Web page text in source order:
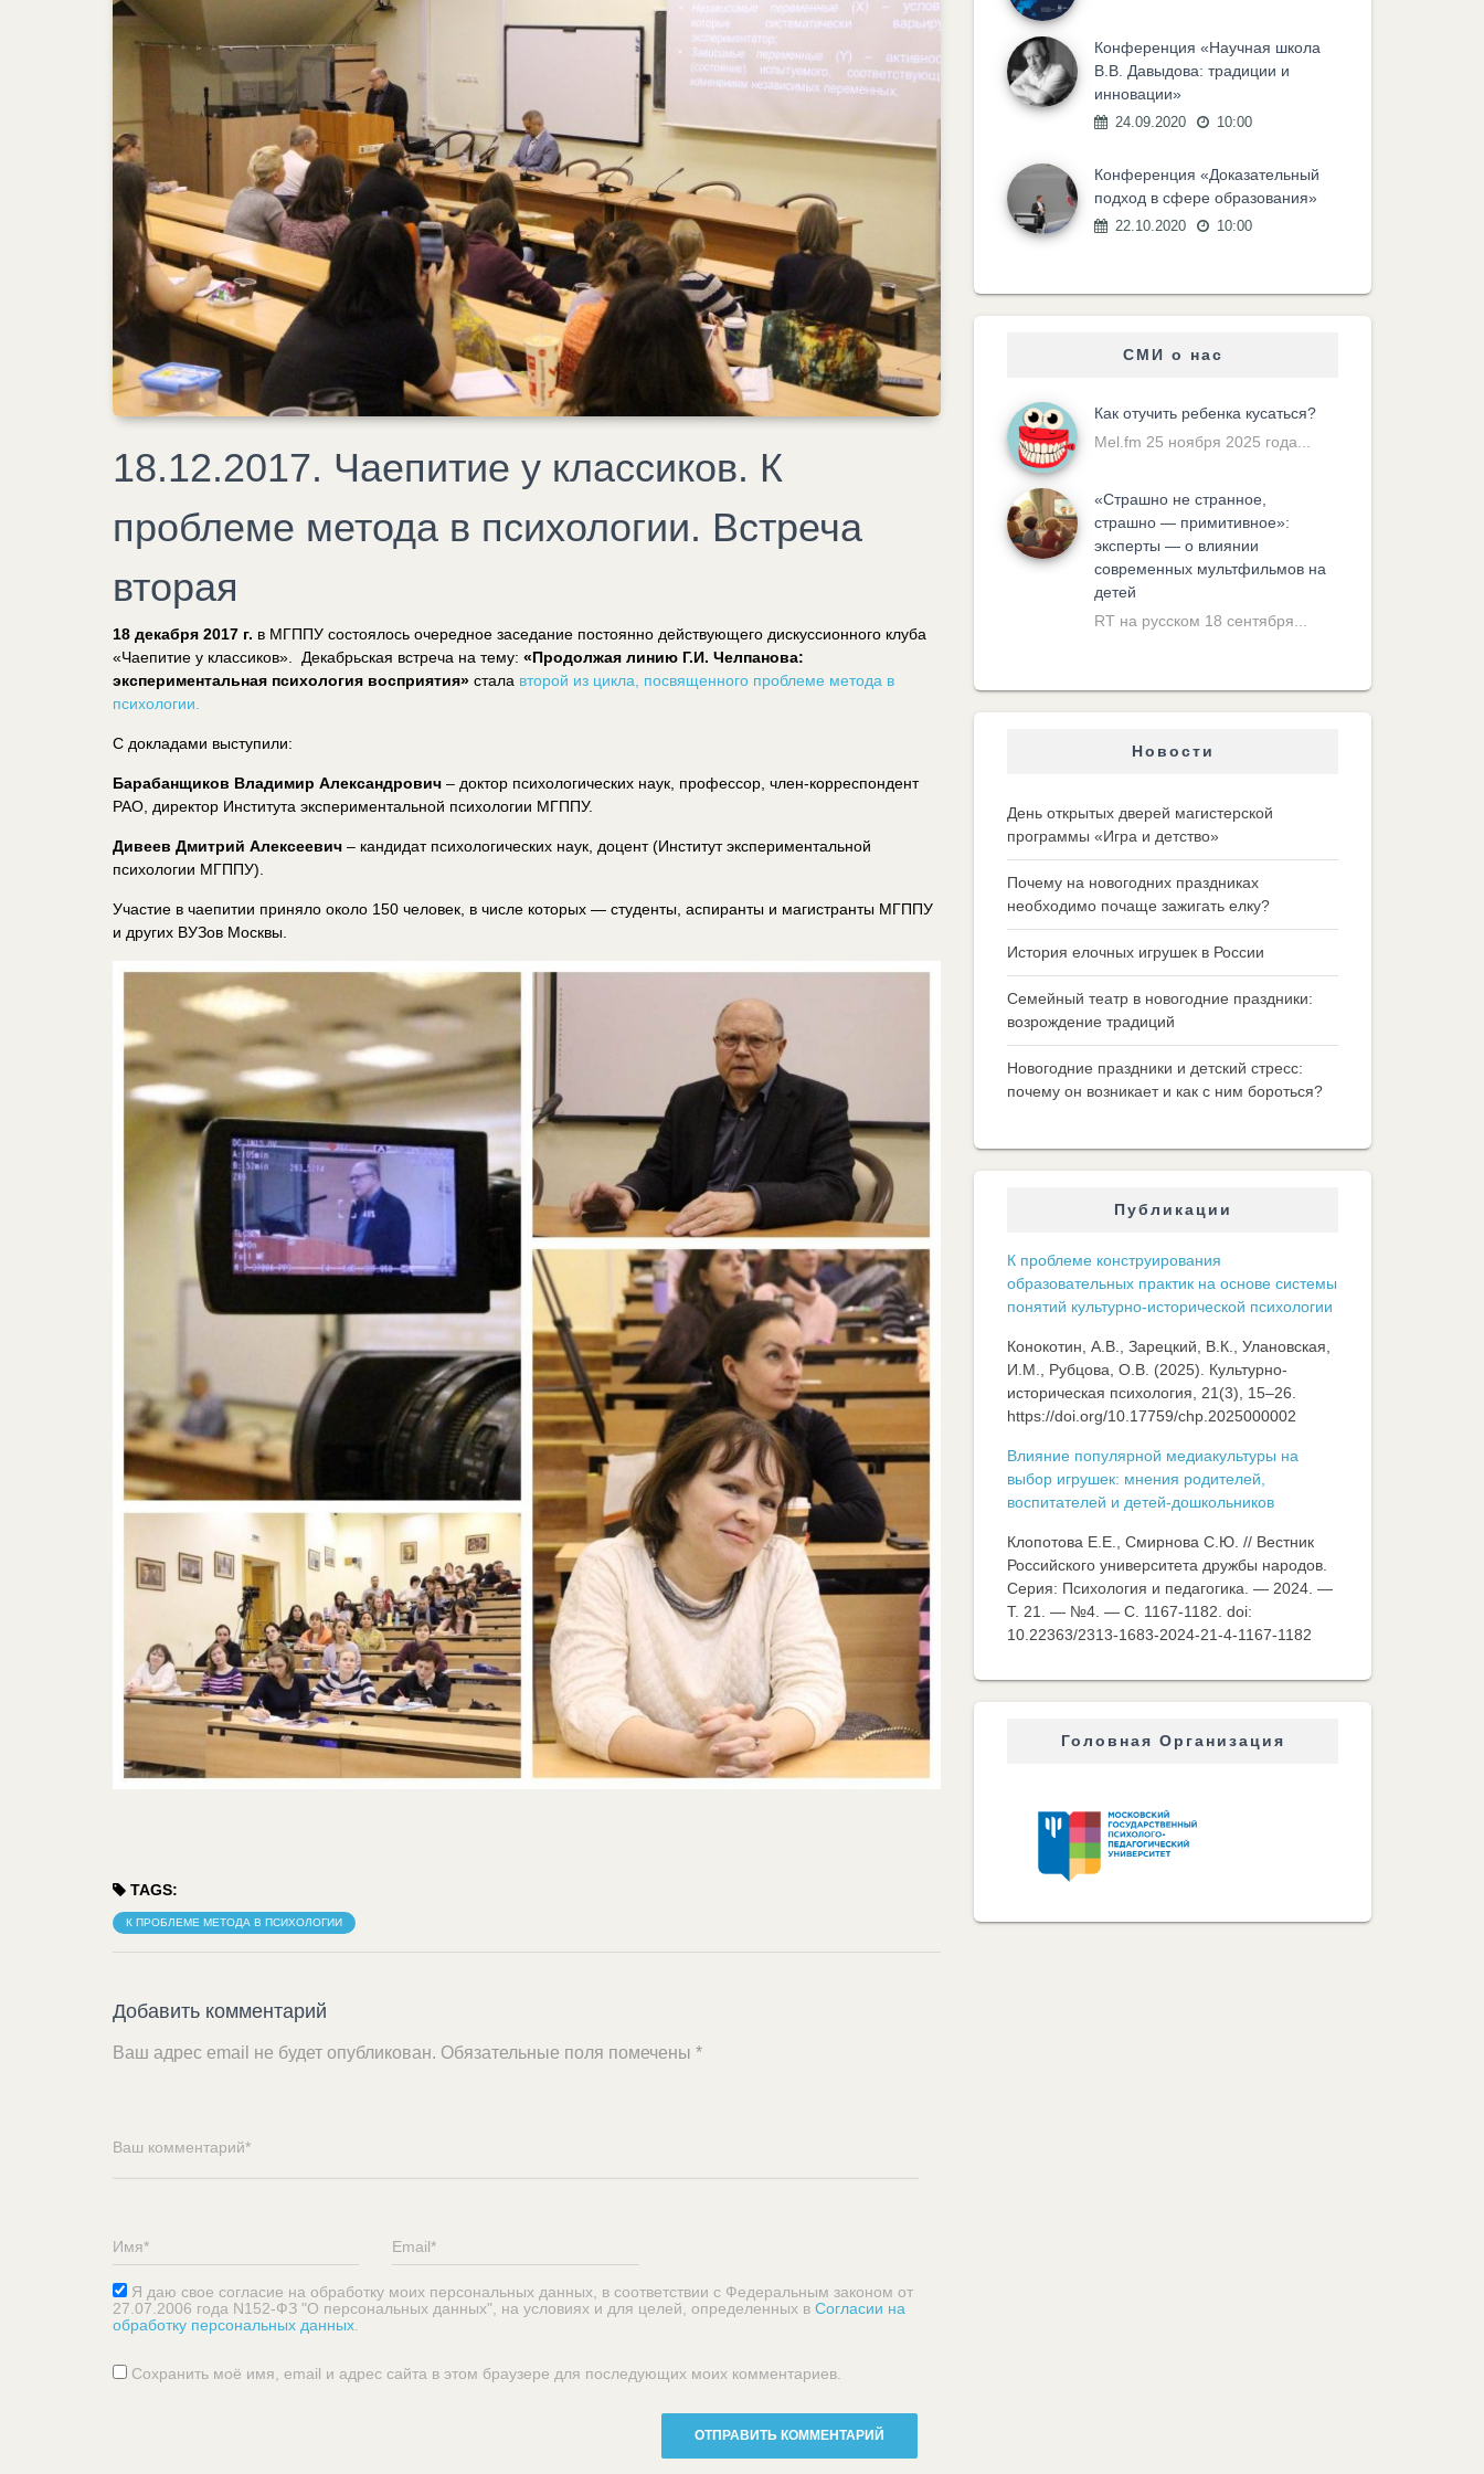
18.12.2017. Чаепитие у классиков. К
проблеме метода в психологии. Встреча
вторая
18 декабря 2017 г. в МГППУ состоялось очередное заседание постоянно действующего дискуссионного клуба
«Чаепитие у классиков».
Декабрьская встреча на тему: «Продолжая линию Г.И. Челпанова:
экспериментальная психология восприятия» стала второй из цикла, посвященного проблеме метода в
психологии.
С докладами выступили:
Барабанщиков Владимир Александрович – доктор психологических наук, профессор, член-корреспондент
РАО, директор Института экспериментальной психологии МГППУ.
Дивеев Дмитрий Алексеевич – кандидат психологических наук, доцент (Институт экспериментальной
психологии МГППУ).
Участие в чаепитии приняло около 150 человек, в числе которых — студенты, аспиранты и магистранты МГППУ
и других ВУЗов Москвы.
TAGS:
К ПРОБЛЕМЕ МЕТОДА В ПСИХОЛОГИИ
Добавить комментарий
Ваш адрес email не будет опубликован. Обязательные поля помечены *
Я даю свое согласие на обработку моих персональных данных, в соответствии с Федеральным законом от
27.07.2006 года N152-ФЗ "О персональных данных", на условиях и для целей, определенных в Согласии на
обработку персональных данных
Сохранить моё имя, email и адрес сайта в этом браузере для последующих моих комментариев.
Конференция «Научная школа
В.В. Давыдова: традиции и
инновации»
24.09.2020 10:00
Конференция «Доказательный
подход в сфере образования»
22.10.2020 10:00
СМИ о нас
Как отучить ребенка кусаться?
Mel.fm 25 ноября 2025 года...
«Cтрашно не странное,
страшно — примитивное»:
эксперты — о влиянии
современных мультфильмов на
детей
RT на русском 18 сентября...
Новости
День открытых дверей магистерской
программы «Игра и детство»
Почему на новогодних праздниках
необходимо почаще зажигать елку?
История елочных игрушек в России
Семейный театр в новогодние праздники:
возрождение традиций
Новогодние праздники и детский стресс:
почему он возникает и как с ним бороться?
Публикации
К проблеме конструирования
образовательных практик на основе системы
понятий культурно-исторической психологии
Конокотин, А.В., Зарецкий, В.К., Улановская,
И.М., Рубцова, О.В. (2025). Культурно-
историческая психология, 21(3), 15–26.
https://doi.org/10.17759/chp.2025000002
Влияние популярной медиакультуры на
выбор игрушек: мнения родителей,
воспитателей и детей-дошкольников
Клопотова Е.Е., Смирнова С.Ю. // Вестник
Российского университета дружбы народов.
Серия: Психология и педагогика. — 2024. —
Т. 21. — №4. — C. 1167-1182. doi:
10.22363/2313-1683-2024-21-4-1167-1182
Головная Организация